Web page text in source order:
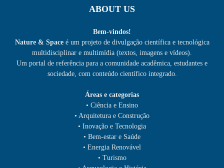
ABOUT US
Bem-vindos!
Nature & Spaceé um projeto de divulgação científica e tecnológica
multidisciplinar e multimídia (textos, imagens e vídeos).
Um portal de referência para a comunidade acadêmica, estudantes e
sociedade, com conteúdo científico integrado.
Áreas e categorias
• Ciência e Ensino
• Arquitetura e Construção
• Inovação e Tecnologia
• Bem-estar e Saúde
• Energia Renovável
• Turismo